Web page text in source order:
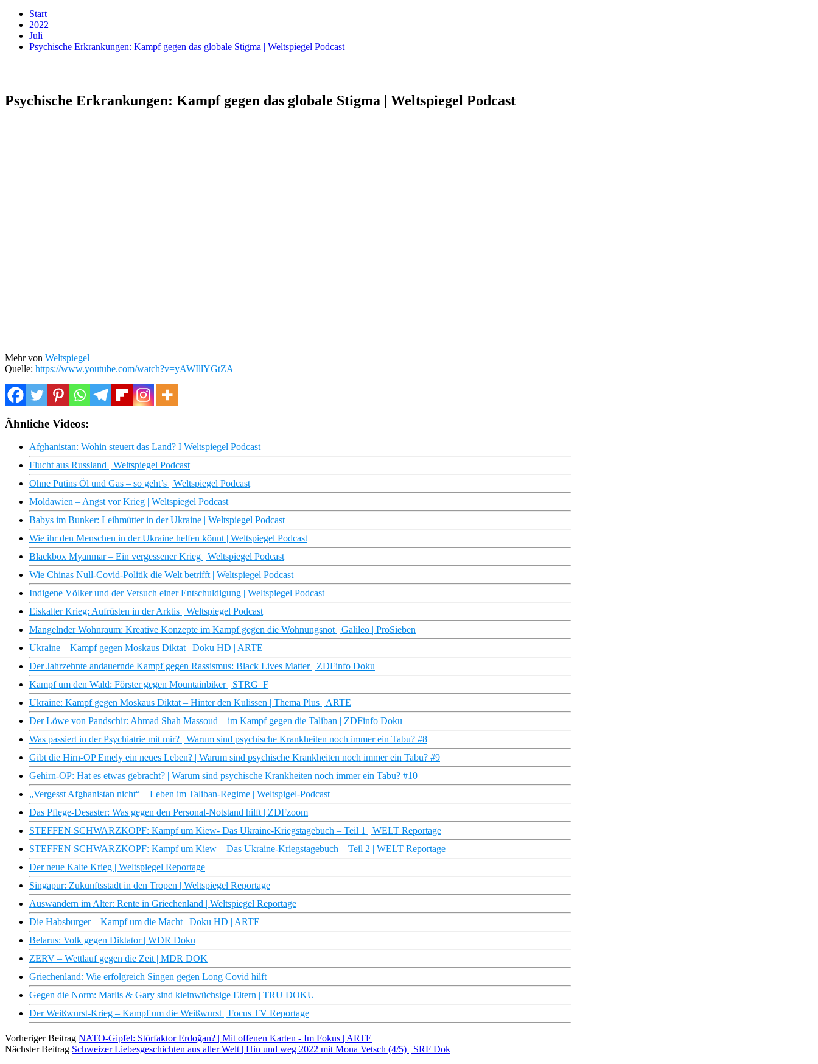
Start
2022
Juli
Psychische Erkrankungen: Kampf gegen das globale Stigma | Weltspiegel Podcast
Psychische Erkrankungen: Kampf gegen das globale Stigma | Weltspiegel Podcast
Mehr von Weltspiegel
Quelle: https://www.youtube.com/watch?v=yAWIllYGtZA
Ähnliche Videos:
Afghanistan: Wohin steuert das Land? I Weltspiegel Podcast
Flucht aus Russland | Weltspiegel Podcast
Ohne Putins Öl und Gas – so geht’s | Weltspiegel Podcast
Moldawien – Angst vor Krieg | Weltspiegel Podcast
Babys im Bunker: Leihmütter in der Ukraine | Weltspiegel Podcast
Wie ihr den Menschen in der Ukraine helfen könnt | Weltspiegel Podcast
Blackbox Myanmar – Ein vergessener Krieg | Weltspiegel Podcast
Wie Chinas Null-Covid-Politik die Welt betrifft | Weltspiegel Podcast
Indigene Völker und der Versuch einer Entschuldigung | Weltspiegel Podcast
Eiskalter Krieg: Aufrüsten in der Arktis | Weltspiegel Podcast
Mangelnder Wohnraum: Kreative Konzepte im Kampf gegen die Wohnungsnot | Galileo | ProSieben
Ukraine – Kampf gegen Moskaus Diktat | Doku HD | ARTE
Der Jahrzehnte andauernde Kampf gegen Rassismus: Black Lives Matter | ZDFinfo Doku
Kampf um den Wald: Förster gegen Mountainbiker | STRG_F
Ukraine: Kampf gegen Moskaus Diktat – Hinter den Kulissen | Thema Plus | ARTE
Der Löwe von Pandschir: Ahmad Shah Massoud – im Kampf gegen die Taliban | ZDFinfo Doku
Was passiert in der Psychiatrie mit mir? | Warum sind psychische Krankheiten noch immer ein Tabu? #8
Gibt die Hirn-OP Emely ein neues Leben? | Warum sind psychische Krankheiten noch immer ein Tabu? #9
Gehirn-OP: Hat es etwas gebracht? | Warum sind psychische Krankheiten noch immer ein Tabu? #10
„Vergesst Afghanistan nicht“ – Leben im Taliban-Regime | Weltspigel-Podcast
Das Pflege-Desaster: Was gegen den Personal-Notstand hilft | ZDFzoom
STEFFEN SCHWARZKOPF: Kampf um Kiew- Das Ukraine-Kriegstagebuch – Teil 1 | WELT Reportage
STEFFEN SCHWARZKOPF: Kampf um Kiew – Das Ukraine-Kriegstagebuch – Teil 2 | WELT Reportage
Der neue Kalte Krieg | Weltspiegel Reportage
Singapur: Zukunftsstadt in den Tropen | Weltspiegel Reportage
Auswandern im Alter: Rente in Griechenland | Weltspiegel Reportage
Die Habsburger – Kampf um die Macht | Doku HD | ARTE
Belarus: Volk gegen Diktator | WDR Doku
ZERV – Wettlauf gegen die Zeit | MDR DOK
Griechenland: Wie erfolgreich Singen gegen Long Covid hilft
Gegen die Norm: Marlis & Gary sind kleinwüchsige Eltern | TRU DOKU
Der Weißwurst-Krieg – Kampf um die Weißwurst | Focus TV Reportage
Vorheriger Beitrag NATO-Gipfel: Störfaktor Erdoğan? | Mit offenen Karten - Im Fokus | ARTE
Nächster Beitrag Schweizer Liebesgeschichten aus aller Welt | Hin und weg 2022 mit Mona Vetsch (4/5) | SRF Dok